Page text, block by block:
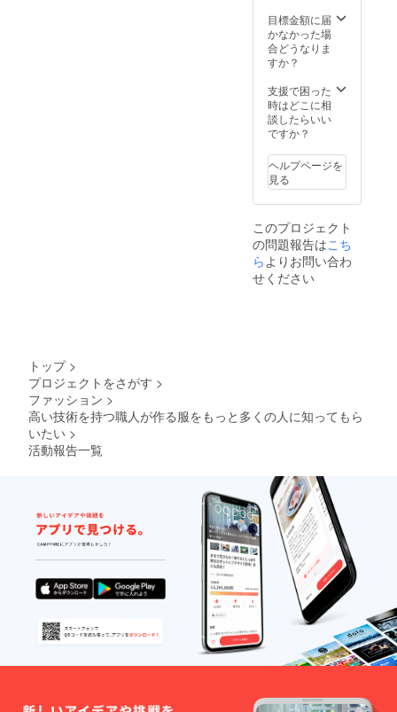
ウエ
スト
92.5cm
Lサイ
ズ 着
丈
105.0c
スト
102.5c
m ウ
エスト
肩幅
35.0cm
※感染症
対策を
徹底し
革で藍
染の絞
りを作
で絞
り、手
作業で
染めま
一つと
して同
じよう
にはな
ん。 写
真2枚目
に、以
前ポ
ケット
考まで
感じで
ワン
ピース
が出来
上がり
ます。
生地と
は違い
値段が
高い
為、簡
単に試
作品を
作り写
せる事
目標金額に届
かなかった場
合どうなりま
すか？
支援で困った
時はどこに相
談したらいい
ですか？
ヘルプページを
見る
このプロジェクト
の問題報告はこち
らよりお問い合わ
せください
トップ >
プロジェクトをさがす >
ファッション >
高い技術を持つ職人が作る服をもっと多くの人に知ってもら
いたい >
活動報告一覧